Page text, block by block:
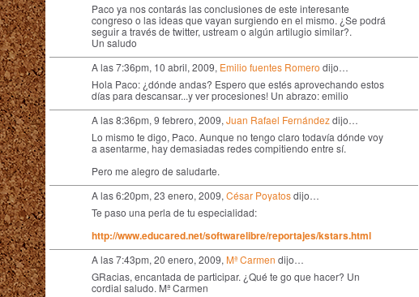
Paco ya nos contarás las conclusiones de este interesante
congreso o las ideas que vayan surgiendo en el mismo. ¿Se podrá
seguir a través de twitter, ustream o algún artilugio similar?.
Un saludo
A las 7:36pm, 10 abril, 2009, Emilio fuentes Romero dijo…
Hola Paco: ¿dónde andas? Espero que estés aprovechando estos
días para descansar...y ver procesiones! Un abrazo: emilio
A las 8:36pm, 9 febrero, 2009, Juan Rafael Fernándezdijo…
Lo mismo te digo, Paco. Aunque no tengo claro todavía dónde voy
a asentarme, hay demasiadas redes compitiendo entre sí.
Pero me alegro de saludarte.
A las 6:20pm, 23 enero, 2009, César Poyatosdijo…
Te paso una perla de tu especialidad:
http://www.educared.net/softwarelibre/reportajes/kstars.html
A las 7:43pm, 20 enero, 2009, Mª Carmen dijo…
GRacias, encantada de participar. ¿Qué te go que hacer? Un
cordial saludo. Mª Carmen